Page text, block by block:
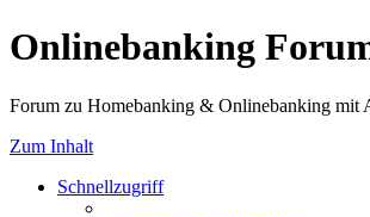
Onlinebanking
Forum zu Homebanking & Onlinebanking mit
Zum Inhalt
Schnellzugriff